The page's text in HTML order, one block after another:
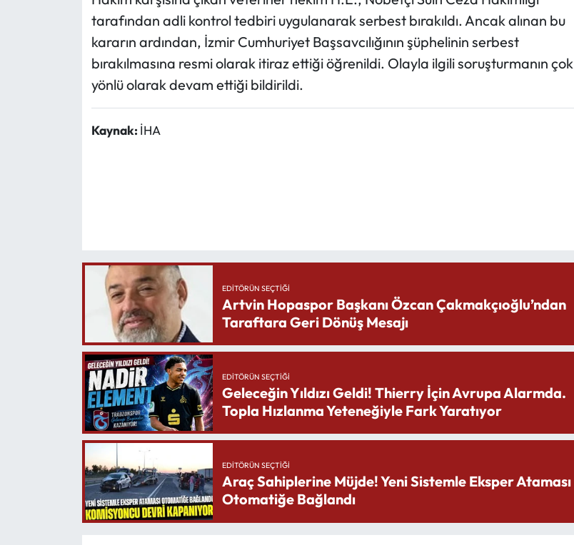
tarafından adli kontrol tedbiri uygulanarak serbest bırakıldı. Ancak alınan bu
kararın ardından, İzmir Cumhuriyet Başsavcılığının şüphelinin serbest
bırakılmasına resmi olarak itiraz ettiği öğrenildi. Olayla ilgili soruşturmanın çok
yönlü olarak devam ettiği bildirildi.
Kaynak: İHA
EDITÖRÜN SEÇTIĞI
Artvin Hopaspor Başkanı Özcan Çakmakçıoğlu’ndan
Taraftara Geri Dönüş Mesajı
EDITÖRÜN SEÇTIĞI
Geleceğin Yıldızı Geldi! Thierry İçin Avrupa Alarmda.
Topla Hızlanma Yeteneğiyle Fark Yaratıyor
EDITÖRÜN SEÇTIĞI
Araç Sahiplerine Müjde! Yeni Sistemle Eksper Ataması
Otomatiğe Bağlandı